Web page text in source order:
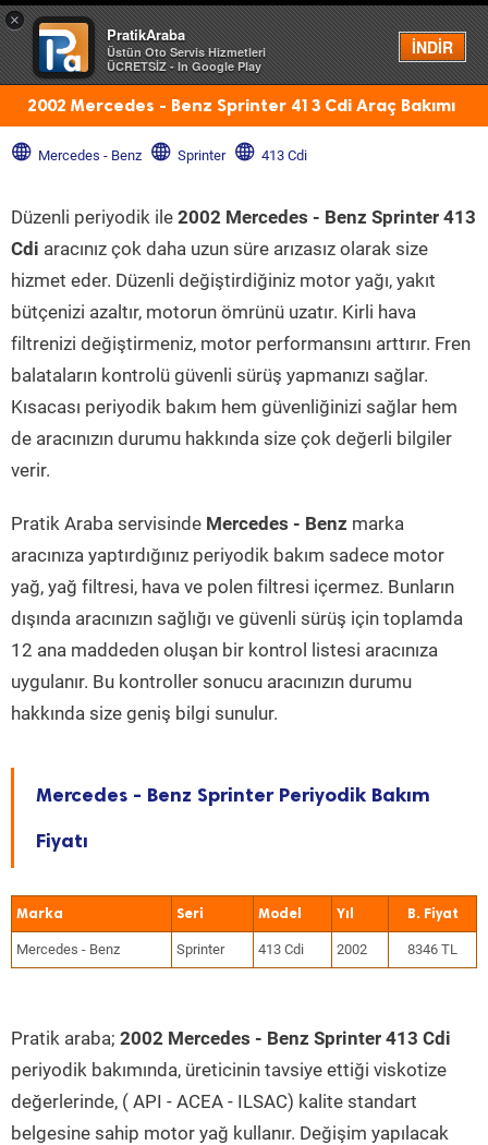
×
PratikAraba
Üstün Oto Servis Hizmetleri
ÜCRETSİZ - In Google Play
İNDİR
Menü
2002 Mercedes - Benz Sprinter 413 Cdi Araç Bakımı
Mercedes - Benz Sprinter 413 Cdi
Düzenli periyodik ile 2002 Mercedes - Benz Sprinter 413
Cdi aracınız çok daha uzun süre arızasız olarak size
hizmet eder. Düzenli değiştirdiğiniz motor yağı, yakıt
bütçenizi azaltır, motorun ömrünü uzatır. Kirli hava
filtrenizi değiştirmeniz, motor performansını arttırır. Fren
balataların kontrolü güvenli sürüş yapmanızı sağlar.
Kısacası periyodik bakım hem güvenliğinizi sağlar hem
de aracınızın durumu hakkında size çok değerli bilgiler
verir.
Pratik Araba servisinde Mercedes - Benz marka
aracınıza yaptırdığınız periyodik bakım sadece motor
yağ, yağ filtresi, hava ve polen filtresi içermez. Bunların
dışında aracınızın sağlığı ve güvenli sürüş için toplamda
12 ana maddeden oluşan bir kontrol listesi aracınıza
uygulanır. Bu kontroller sonucu aracınızın durumu
hakkında size geniş bilgi sunulur.
Mercedes - Benz Sprinter Periyodik Bakım
Fiyatı
Marka Seri Model Yıl
Mercedes - Benz Sprinter 413 Cdi 2002 8346 TL
Pratik araba; 2002 Mercedes - Benz Sprinter 413 Cdi
periyodik bakımında, üreticinin tavsiye ettiği viskotize
değerlerinde, ( API - ACEA - ILSAC) kalite standart
belgesine sahip motor yağ kullanır. Değişim yapılacak